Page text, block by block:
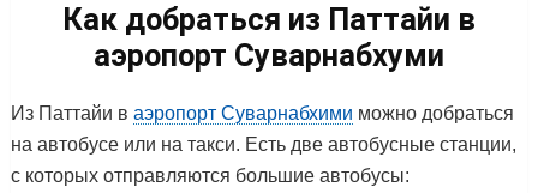
Как добраться из Паттайи в
аэропорт Суварнабхуми
Из Паттайи в аэропорт Суварнабхими можно добраться
на автобусе или на такси. Есть две автобусные станции,
с которых отправляются большие автобусы: